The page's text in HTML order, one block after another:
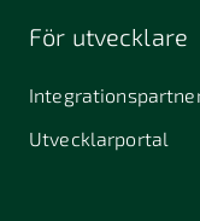
För utvecklare
Utvecklarportal